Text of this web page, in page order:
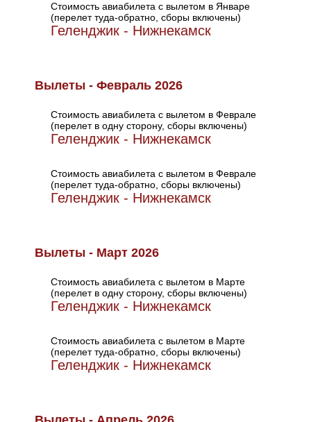
Стоимость авиабилета с вылетом в Январе
(перелет туда-обратно, сборы включены)
Геленджик - Нижнекамск
Вылеты - Февраль 2026
Стоимость авиабилета с вылетом в Феврале
(перелет в одну сторону, сборы включены)
Геленджик - Нижнекамск
Стоимость авиабилета с вылетом в Феврале
(перелет туда-обратно, сборы включены)
Геленджик - Нижнекамск
Вылеты - Март 2026
Стоимость авиабилета с вылетом в Марте
(перелет в одну сторону, сборы включены)
Геленджик - Нижнекамск
Стоимость авиабилета с вылетом в Марте
(перелет туда-обратно, сборы включены)
Геленджик - Нижнекамск